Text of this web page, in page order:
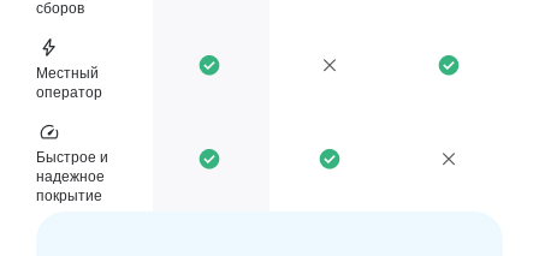
сборов
Местный
оператор
Быстрое и
надежное
покрытие